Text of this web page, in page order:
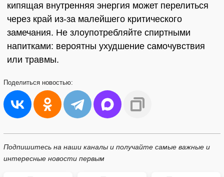
кипящая внутренняя энергия может перелиться
через край из-за малейшего критического
замечания. Не злоупотребляйте спиртными
напитками: вероятны ухудшение самочувствия
или травмы.
Поделиться новостью:
Подпишитесь на наши каналы и получайте самые важные и
интересные новости первым